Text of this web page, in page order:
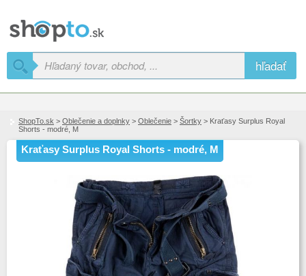
hľadať
ShopTo.sk > Oblečenie a doplnky > Oblečenie > Šortky > Kraťasy Surplus Royal
Shorts - modré, M
Kraťasy Surplus Royal Shorts - modré, M